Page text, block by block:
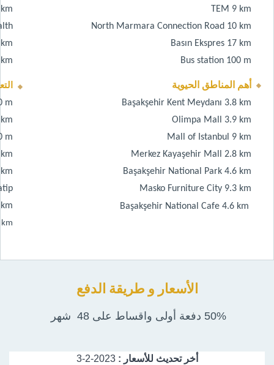
TEM 9 km
North Marmara Connection Road 10 km
Basın Ekspres 17 km
Bus station 100 m
أهم المناطق الحيوية
Başakşehir Kent Meydanı 3.8 km
Olimpa Mall 3.9 km
Mall of Istanbul 9 km
Merkez Kayaşehir Mall 2.8 km
Başakşehir National Park 4.6 km
Masko Furniture City 9.3 km
Başakşehir National Cafe 4.6 km
m
m
km
km
الأسعار و طريقة الدفع
50% دفعة أولى واقساط على 48 شهر
أخر تحديث للأسعار :2023-2-3